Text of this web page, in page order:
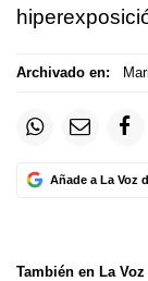
Archivado en:
Añade a La Voz
También en La Voz